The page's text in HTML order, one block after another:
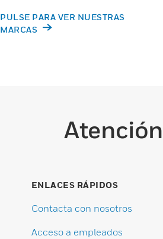
PULSE PARA VER NUESTRAS
MARCAS
ENLACES RÁPIDOS
Contacta con nosotros
Acceso a empleados